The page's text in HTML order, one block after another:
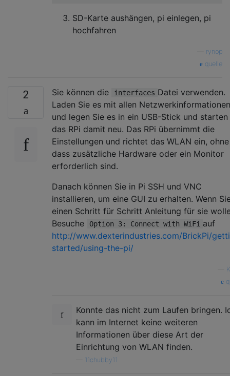
SD-Karte aushängen, pi einlegen, pi
hochfahren
rynop
quelle
2 Sie können die interfaces Datei verwenden.
Laden Sie es mit allen Netzwerkinformationen
und legen Sie es in ein USB-Stick und starten
das RPi damit neu. Das RPi übernimmt die
Einstellungen und richtet das WLAN ein, ohne
dass zusätzliche Hardware oder ein Monitor
erforderlich sind.
Danach können Sie in Pi SSH und VNC
installieren, um eine GUI zu erhalten. Wenn
einen Schritt für Schritt Anleitung für sie
Besuche
Option 3: Connect with WiFi auf
http://www.dexterindustries.com/BrickPi/
started/using-the-pi/
Konnte das nicht zum Laufen bringen.
kann im Internet keine weiteren
Informationen über diese Art der
Einrichtung von WLAN finden.
11chubby11